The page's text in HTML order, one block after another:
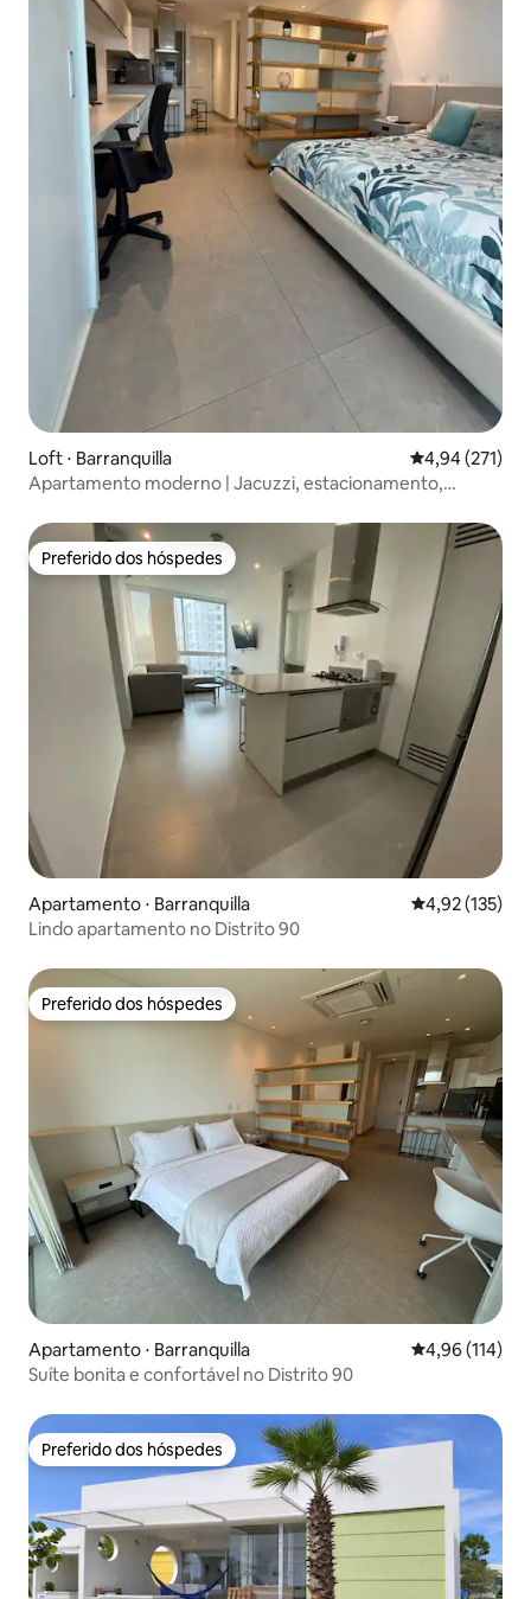
Loft ⋅ Barranquilla 4,94 de uma
4,94 (271)
Apartamento moderno | Jacuzzi, estacionamento,
Preferido dos hóspedes
Preferido dos hóspedes
Apartamento ⋅ Barranquilla 4,92 de uma
4,92 (135)
Lindo apartamento no Distrito 90
Preferido dos hóspedes
Preferido dos hóspedes
Apartamento ⋅ Barranquilla 4,96 de uma
4,96 (114)
Suíte bonita e confortável no Distrito 90
Preferido dos hóspedes
Preferido dos hóspedes